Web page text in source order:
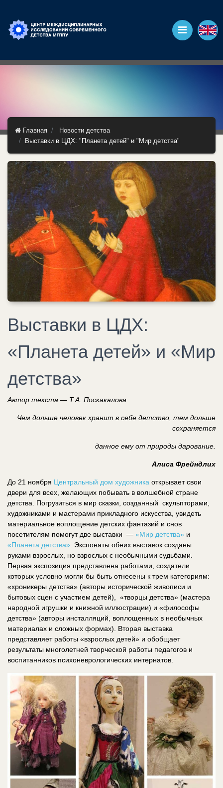
Главная
Новости детства
Выставки в ЦДХ: "Планета детей" и "Мир детства"
Выставки в ЦДХ:
«Планета детей» и «Мир
детства»
Автор текста — Т.А. Поскакалова
Чем дольше человек хранит в себе детство, тем дольше
сохраняется
данное ему от природы дарование.
Алиса Фрейндлих
До 21 ноября Центральный дом художника открывает свои
двери для всех, желающих побывать в волшебной стране
детства. Погрузиться в мир сказки, созданный скульпторами,
художниками и мастерами прикладного искусства, увидеть
материальное воплощение детских фантазий и снов
посетителям помогут две выставки — «Мир детства» и
«Планета детства» . Экспонаты обеих выставок созданы
руками взрослых, но взрослых с необычными судьбами.
Первая экспозиция представлена работами, создатели
которых условно могли бы быть отнесены к трем категориям:
«хроникеры детства» (авторы исторической живописи и
бытовых сцен с участием детей), «творцы детства» (мастера
народной игрушки и книжной иллюстрации) и «философы
детства» (авторы инсталляций, воплощенных в необычных
материалах и сложных формах). Вторая выставка
представляет работы «взрослых детей» и обобщает
результаты многолетней творческой работы педагогов и
воспитанников психоневрологических интернатов.